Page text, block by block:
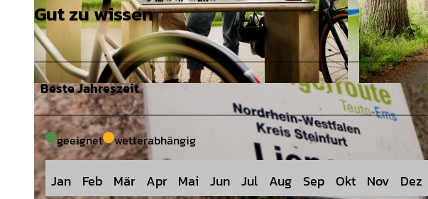
© Tourismusgesellschaft Osnabrücker Land mbH, Christoph Steinweg | ©
Gut zu wissen
Beste Jahreszeit
geeignet wetterabhängig
Jan Feb Mär Apr Mai Jun Jul Aug Sep Okt Nov Dez